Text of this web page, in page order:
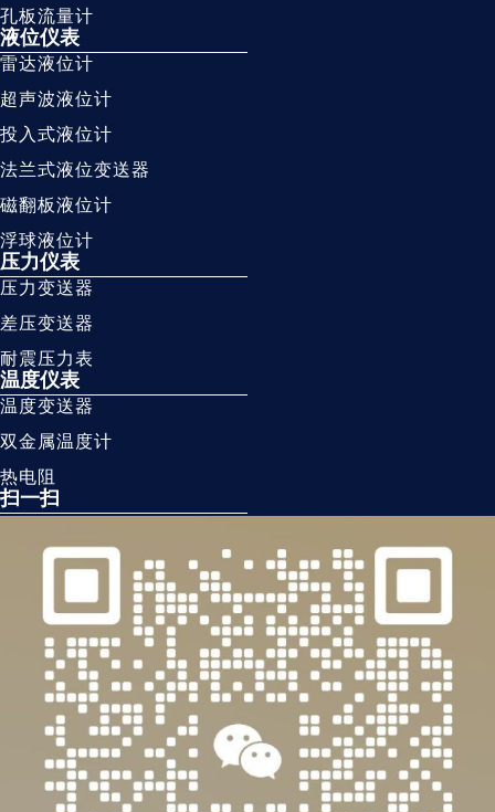
孔板流量计
液位仪表
雷达液位计
超声波液位计
投入式液位计
法兰式液位变送器
磁翻板液位计
浮球液位计
压力仪表
压力变送器
差压变送器
耐震压力表
温度仪表
温度变送器
双金属温度计
热电阻
扫一扫